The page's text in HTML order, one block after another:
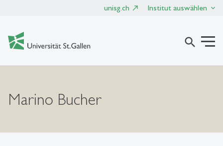
unisg.ch Institut auswählen
search
Marino Bucher